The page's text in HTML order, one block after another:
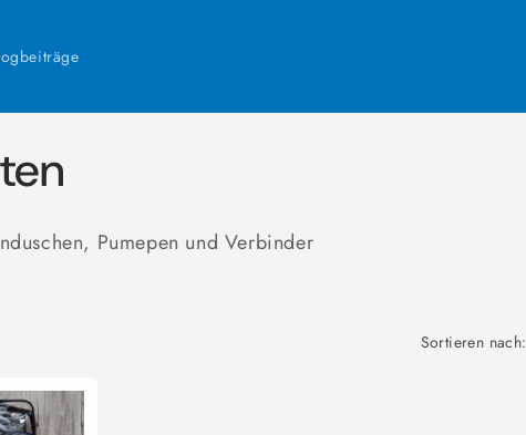
Pumepen und Verbinder
Sortieren nach: